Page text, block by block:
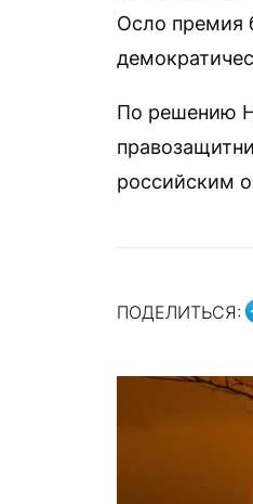
Осло премия
По решению
российским
ПОДЕЛИТЬСЯ: